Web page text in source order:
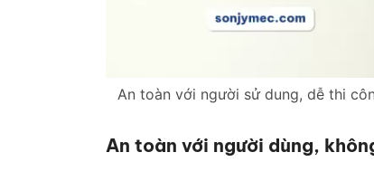
An toàn với người sử dung, dễ thi
An toàn với người dùng,